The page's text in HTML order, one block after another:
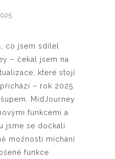
co jsem sdílel
– čekal jsem na
které stojí
– rok 2025
MidJourney
funkcemi a
jsme se dočkali
možnosti míchání
funkce